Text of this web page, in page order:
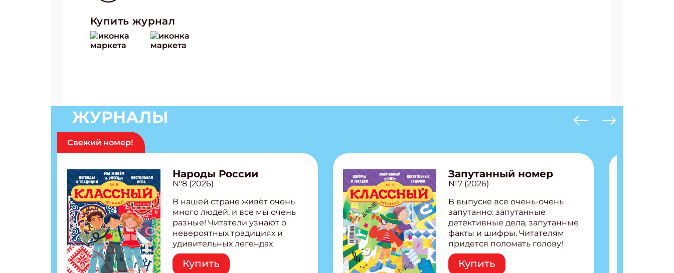
Купить журнал
ЖУРНАЛЫ
Свежий номер!
Народы России
№8 (2026)
В нашей стране живёт очень
много людей, и все мы очень
разные! Читатели узнают о
невероятных традициях и
удивительных легендах
народов России! Внутри:
Легенды татар, башкир и
Купить
Запутанный номер
№7 (2026)
В выпуске все очень-очень
запутанно: запутанные
детективные дела, запутанные
факты и шифры. Читателям
придется поломать голову!
Внутри: Шифры и
расшифровки Плетем
Купить